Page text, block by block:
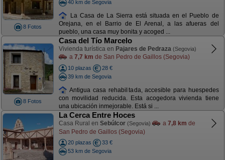
8 Fotos
40 km de Segovia
La Casa de La Sierra está situada en el Pueblo de
Orejana, en el Barrio de El Arenal, a las afueras del
pueblo, una casa muy bonita y acoged ...
8 Fotos
Casa del Tío Marcelo
Vivienda turística en Pajares de Pedraza (Segovia)
a 7,7 km de San Pedro de Gaillos (Segovia)
10 plazas
28 €
39 km de Segovia
Antigua casa rehabilitada, accesible para huespedes
con movilidad reducida. Esta acogedora vivienda tiene
una ubicación inmejorable. Está si ...
La Cerca Entre Hoces
Casa Rural en Sebúlcor (Segovia) a 7,8 km de
San Pedro de Gaillos (Segovia)
20 plazas
33 €
53 km de Segovia